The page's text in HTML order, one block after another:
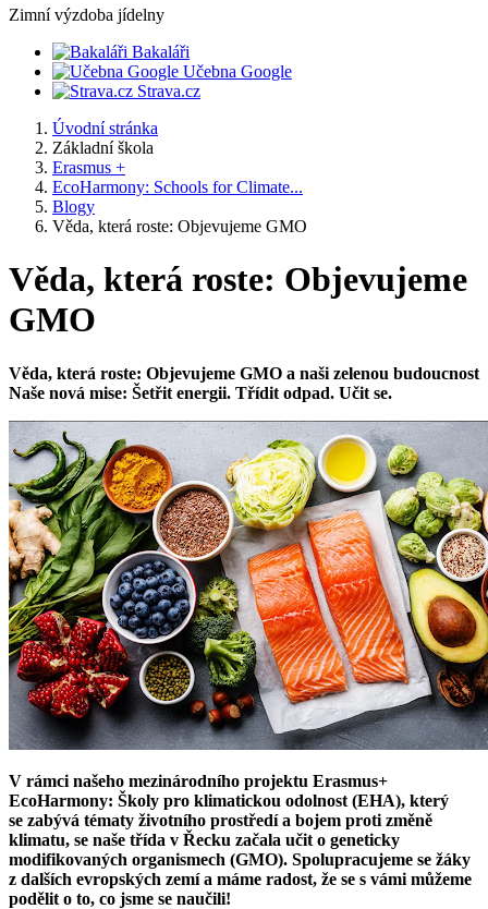
Zimní výzdoba jídelny
Bakaláři
Učebna Google
Strava.cz
Úvodní stránka
Základní škola
Erasmus +
EcoHarmony: Schools for Climate...
Blogy
Věda, která roste: Objevujeme GMO
Věda, která roste: Objevujeme
GMO
Věda, která roste: Objevujeme GMO a naši zelenou budoucnost
Naše nová mise: Šetřit energii. Třídit odpad. Učit se.
V rámci našeho mezinárodního projektu Erasmus+
EcoHarmony: Školy pro klimatickou odolnost (EHA), který
se zabývá tématy životního prostředí a bojem proti změně
klimatu, se naše třída v Řecku začala učit o geneticky
modifikovaných organismech (GMO). Spolupracujeme se žáky
z dalších evropských zemí a máme radost, že se s vámi můžeme
podělit o to, co jsme se naučili!